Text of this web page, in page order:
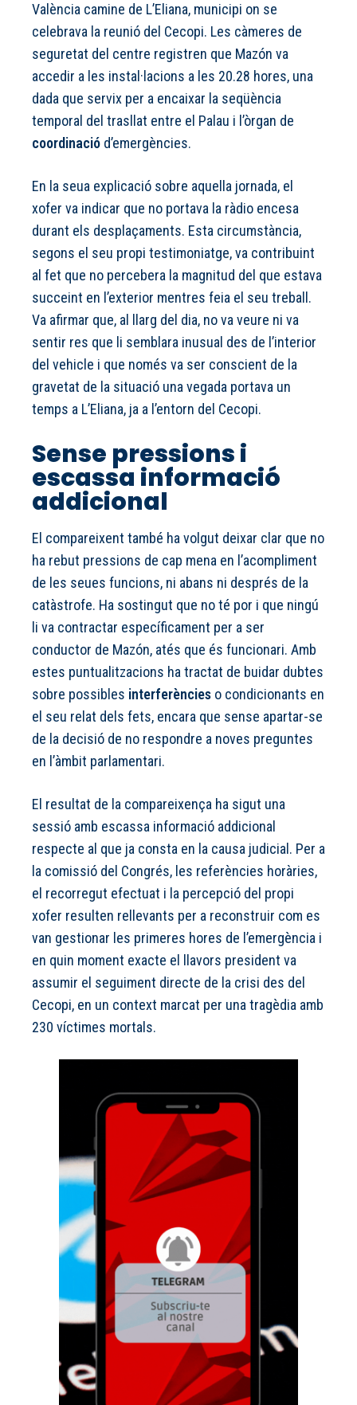
València camine de L’Eliana, municipi on se
celebrava la reunió del Cecopi. Les càmeres de
seguretat del centre registren que Mazón va
accedir a les instal·lacions a les 20.28 hores, una
dada que servix per a encaixar la seqüència
temporal del trasllat entre el Palau i l’òrgan de
coordinació d’emergències.
En la seua explicació sobre aquella jornada, el
xofer va indicar que no portava la ràdio encesa
durant els desplaçaments. Esta circumstància,
segons el seu propi testimoniatge, va contribuint
al fet que no percebera la magnitud del que estava
succeint en l’exterior mentres feia el seu treball.
Va afirmar que, al llarg del dia, no va veure ni va
sentir res que li semblara inusual des de l’interior
del vehicle i que només va ser conscient de la
gravetat de la situació una vegada portava un
temps a L’Eliana, ja a l’entorn del Cecopi.
Sense pressions i
escassa informació
addicional
El compareixent també ha volgut deixar clar que no
ha rebut pressions de cap mena en l’acompliment
de les seues funcions, ni abans ni després de la
catàstrofe. Ha sostingut que no té por i que ningú
li va contractar específicament per a ser
conductor de Mazón, atés que és funcionari. Amb
estes puntualitzacions ha tractat de buidar dubtes
sobre possibles interferències o condicionants en
el seu relat dels fets, encara que sense apartar-se
de la decisió de no respondre a noves preguntes
en l’àmbit parlamentari.
El resultat de la compareixença ha sigut una
sessió amb escassa informació addicional
respecte al que ja consta en la causa judicial. Per a
la comissió del Congrés, les referències horàries,
el recorregut efectuat i la percepció del propi
xofer resulten rellevants per a reconstruir com es
van gestionar les primeres hores de l’emergència i
en quin moment exacte el llavors president va
assumir el seguiment directe de la crisi des del
Cecopi, en un context marcat per una tragèdia amb
230 víctimes mortals.